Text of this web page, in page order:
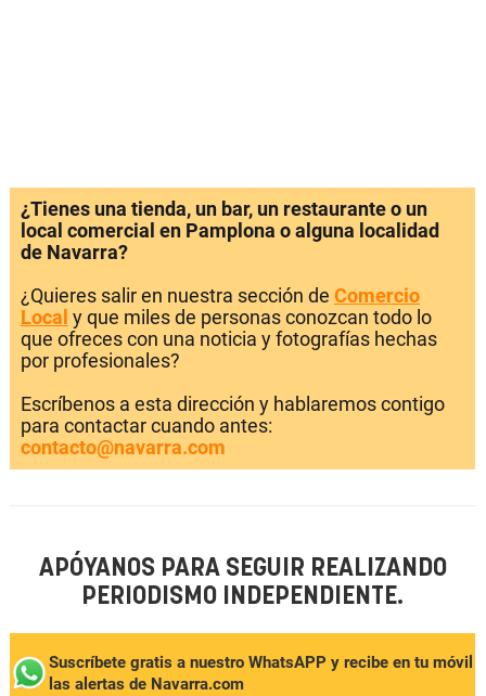
¿Tienes una tienda, un bar, un restaurante o un
local comercial en Pamplona o alguna localidad
de Navarra?
¿Quieres salir en nuestra sección de Comercio
Local y que miles de personas conozcan todo lo
que ofreces con una noticia y fotografías hechas
por profesionales?
Escríbenos a esta dirección y hablaremos contigo
para contactar cuando antes:
contacto@navarra.com
APÓYANOS PARA SEGUIR REALIZANDO
PERIODISMO INDEPENDIENTE.
Suscríbete gratis a nuestro WhatsAPP y recibe en tu móvil
las alertas de Navarra.com